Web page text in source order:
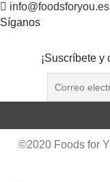
info@foodsforyou.es
Síganos
¡Suscríbete
©2020 Foods for